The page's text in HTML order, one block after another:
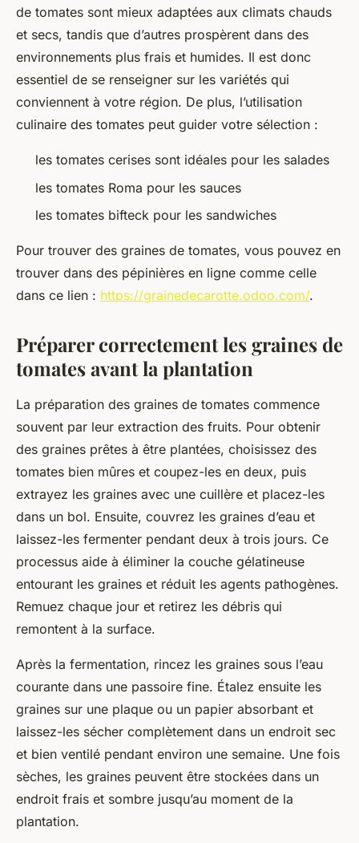
de tomates sont mieux adaptées aux climats chauds
et secs, tandis que d’autres prospèrent dans des
environnements plus frais et humides. Il est donc
essentiel de se renseigner sur les variétés qui
conviennent à votre région. De plus, l’utilisation
culinaire des tomates peut guider votre sélection :
les tomates cerises sont idéales pour les salades
les tomates Roma pour les sauces
les tomates bifteck pour les sandwiches
Pour trouver des graines de tomates, vous pouvez en
trouver dans des pépinières en ligne comme celle
dans ce lien : https://grainedecarotte.odoo.com/.
Préparer correctement les graines de
tomates avant la plantation
La préparation des graines de tomates commence
souvent par leur extraction des fruits. Pour obtenir
des graines prêtes à être plantées, choisissez des
tomates bien mûres et coupez-les en deux, puis
extrayez les graines avec une cuillère et placez-les
dans un bol. Ensuite, couvrez les graines d’eau et
laissez-les fermenter pendant deux à trois jours. Ce
processus aide à éliminer la couche gélatineuse
entourant les graines et réduit les agents pathogènes.
Remuez chaque jour et retirez les débris qui
remontent à la surface.
Après la fermentation, rincez les graines sous l’eau
courante dans une passoire fine. Étalez ensuite les
graines sur une plaque ou un papier absorbant et
laissez-les sécher complètement dans un endroit sec
et bien ventilé pendant environ une semaine. Une fois
sèches, les graines peuvent être stockées dans un
endroit frais et sombre jusqu’au moment de la
plantation.